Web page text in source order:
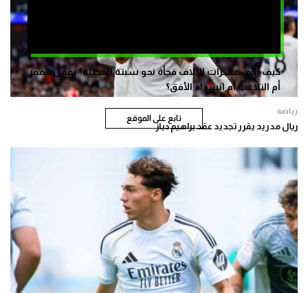
كيف زحف عشرات الالاف فجأة نحو سبتة المحتلة؟ بفعل الفقر
أم التلاعب أم انسداد الأفق؟
تابع على الموقع
رياضة
ريال مدريد يقرر تجديد عقد براهيم دياز